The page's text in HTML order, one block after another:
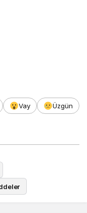
Vay
Üzgün